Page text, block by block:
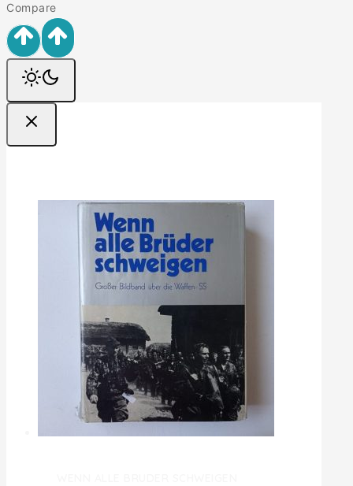
Compare